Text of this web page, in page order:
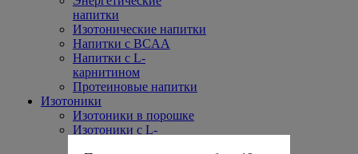
напитки
Изотонические напитки
Напитки с BCAA
Напитки с L-
карнитином
Протеиновые напитки
Изотоники
Изотоники в порошке
Изотоники с L-